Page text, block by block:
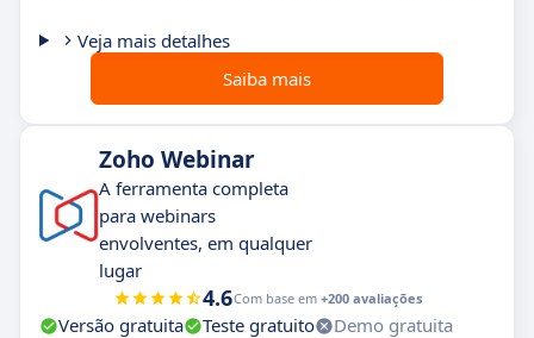
Veja mais detalhes
Saiba mais
Zoho Webinar
A ferramenta completa
para webinars
envolventes, em qualquer
lugar
4.6Com base em +200 avaliações
Versão gratuita Teste gratuito
Demo gratuita